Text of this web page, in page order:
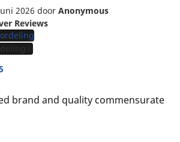
2026 door Anonymous
Reviews
brand and quality commensurate